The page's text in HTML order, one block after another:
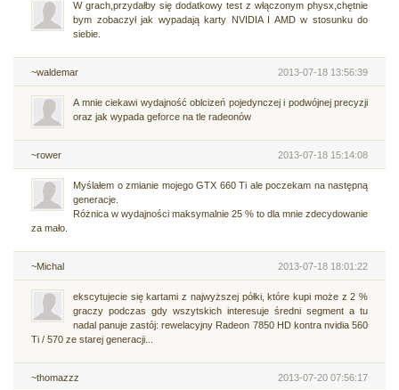
W grach,przydałby się dodatkowy test z włączonym physx,chętnie
bym zobaczył jak wypadają karty NVIDIA I AMD w stosunku do
siebie.
~waldemar 2013-07-18 13:56:39
A mnie ciekawi wydajność oblcizeń pojedynczej i podwójnej precyzji
oraz jak wypada geforce na tle radeonów
~rower 2013-07-18 15:14:08
Myślałem o zmianie mojego GTX 660 Ti ale poczekam na następną
generacje.
Różnica w wydajności maksymalnie 25 % to dla mnie zdecydowanie
za mało.
~Michal 2013-07-18 18:01:22
ekscytujecie się kartami z najwyższej półki, które kupi może z 2 %
graczy podczas gdy wszytskich interesuje średni segment a tu
nadal panuje zastój: rewelacyjny Radeon 7850 HD kontra nvidia 560
Ti / 570 ze starej generacji...
~thomazzz 2013-07-20 07:56:17